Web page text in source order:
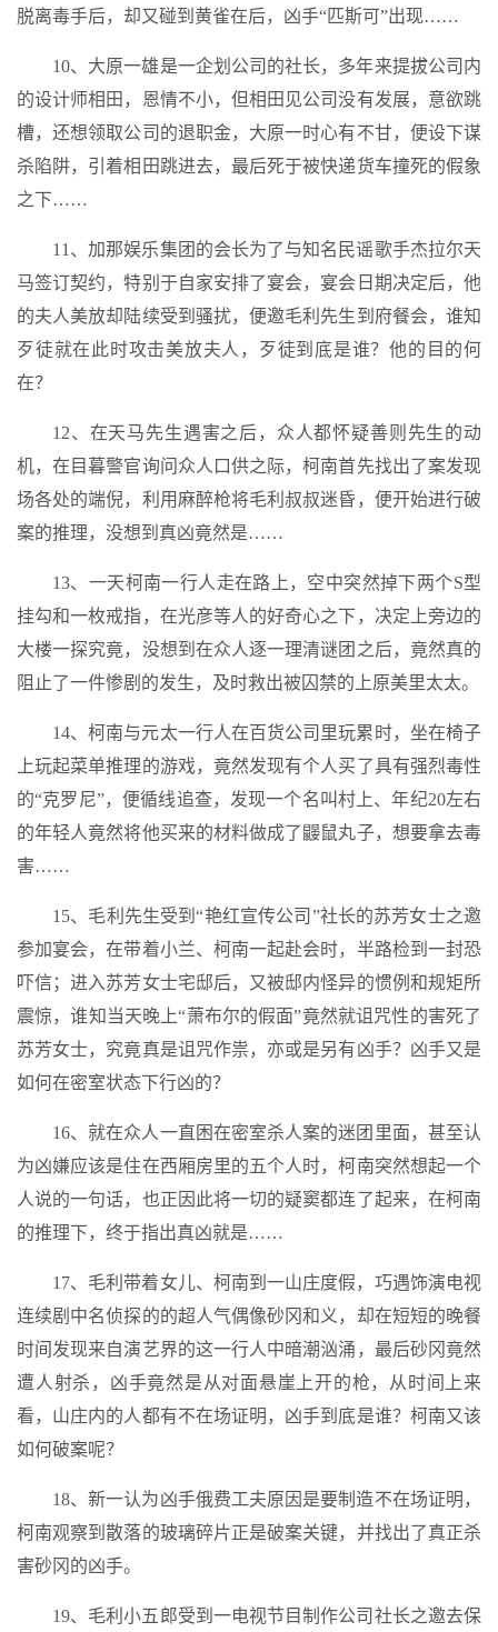
脱离毒手后，却又碰到黄雀在后，凶手“匹斯可”出现……
10、大原一雄是一企划公司的社长，多年来提拔公司内
的设计师相田，恩情不小，但相田见公司没有发展，意欲跳
槽，还想领取公司的退职金，大原一时心有不甘，便设下谋
杀陷阱，引着相田跳进去，最后死于被快递货车撞死的假象
之下……
11、加那娱乐集团的会长为了与知名民谣歌手杰拉尔天
马签订契约，特别于自家安排了宴会，宴会日期决定后，他
的夫人美放却陆续受到骚扰，便邀毛利先生到府餐会，谁知
歹徒就在此时攻击美放夫人，歹徒到底是谁？他的目的何
在？
12、在天马先生遇害之后，众人都怀疑善则先生的动
机，在目暮警官询问众人口供之际，柯南首先找出了案发现
场各处的端倪，利用麻醉枪将毛利叔叔迷昏，便开始进行破
案的推理，没想到真凶竟然是……
13、一天柯南一行人走在路上，空中突然掉下两个S型
挂勾和一枚戒指，在光彦等人的好奇心之下，决定上旁边的
大楼一探究竟，没想到在众人逐一理清谜团之后，竟然真的
阻止了一件惨剧的发生，及时救出被囚禁的上原美里太太。
14、柯南与元太一行人在百货公司里玩累时，坐在椅子
上玩起菜单推理的游戏，竟然发现有个人买了具有强烈毒性
的“克罗尼”，便循线追查，发现一个名叫村上、年纪20左右
的年轻人竟然将他买来的材料做成了鼹鼠丸子，想要拿去毒
害……
15、毛利先生受到“艳红宣传公司”社长的苏芳女士之邀
参加宴会，在带着小兰、柯南一起赴会时，半路检到一封恐
吓信；进入苏芳女士宅邸后，又被邸内怪异的惯例和规矩所
震惊，谁知当天晚上“萧布尔的假面”竟然就诅咒性的害死了
苏芳女士，究竟真是诅咒作祟，亦或是另有凶手？凶手又是
如何在密室状态下行凶的？
16、就在众人一直困在密室杀人案的迷团里面，甚至认
为凶嫌应该是住在西厢房里的五个人时，柯南突然想起一个
人说的一句话，也正因此将一切的疑窦都连了起来，在柯南
的推理下，终于指出真凶就是……
17、毛利带着女儿、柯南到一山庄度假，巧遇饰演电视
连续剧中名侦探的的超人气偶像砂冈和义，却在短短的晚餐
时间发现来自演艺界的这一行人中暗潮汹涌，最后砂冈竟然
遭人射杀，凶手竟然是从对面悬崖上开的枪，从时间上来
看，山庄内的人都有不在场证明，凶手到底是谁？柯南又该
如何破案呢？
18、新一认为凶手俄费工夫原因是要制造不在场证明，
柯南观察到散落的玻璃碎片正是破案关键，并找出了真正杀
害砂冈的凶手。
19、毛利小五郎受到一电视节目制作公司社长之邀去保